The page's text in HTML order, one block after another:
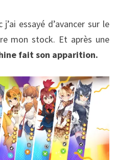
essayé d’avancer sur le
mon stock. Et après une
fait son apparition.